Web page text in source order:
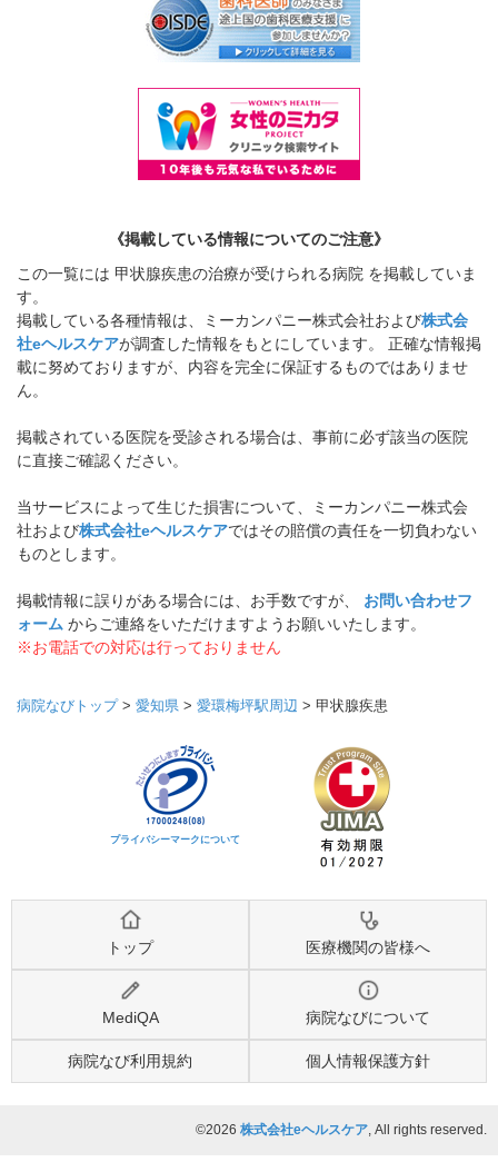
《掲載している情報についてのご注意》
この一覧には 甲状腺疾患の治療が受けられる病院 を掲載していま
す。
掲載している各種情報は、ミーカンパニー株式会社および株式会
社eヘルスケアが調査した情報をもとにしています。 正確な情報掲
載に努めておりますが、内容を完全に保証するものではありませ
ん。
掲載されている医院を受診される場合は、事前に必ず該当の医院
に直接ご確認ください。
当サービスによって生じた損害について、ミーカンパニー株式会
社および株式会社eヘルスケアではその賠償の責任を一切負わない
ものとします。
掲載情報に誤りがある場合には、お手数ですが、 お問い合わせフ
ォーム からご連絡をいただけますようお願いいたします。
※お電話での対応は行っておりません
病院なびトップ> 愛知県 > 愛環梅坪駅周辺 > 甲状腺疾患
プライバシーマークについて
トップ 医療機関の皆様へ
MediQA 病院なびについて
病院なび利用規約 個人情報保護方針
©2026 株式会社eヘルスケア, All rights reserved.